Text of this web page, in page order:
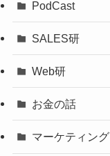
PodCast
SALES研
Web研
お金の話
マーケティング